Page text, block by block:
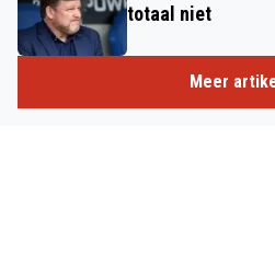
totaal niet
Meer